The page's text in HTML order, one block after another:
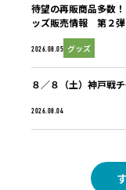
2026.08.05 グッズ
待望の再販商品多数
ッズ販売情報 第２弾
2026.08.04
８／８（土）神戸戦